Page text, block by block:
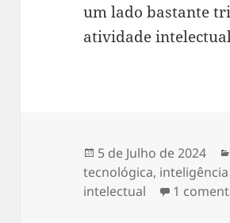
um lado bastante
atividade
Publicado
a
5 de Julho de 2024
tecnológica,
intelectual
1